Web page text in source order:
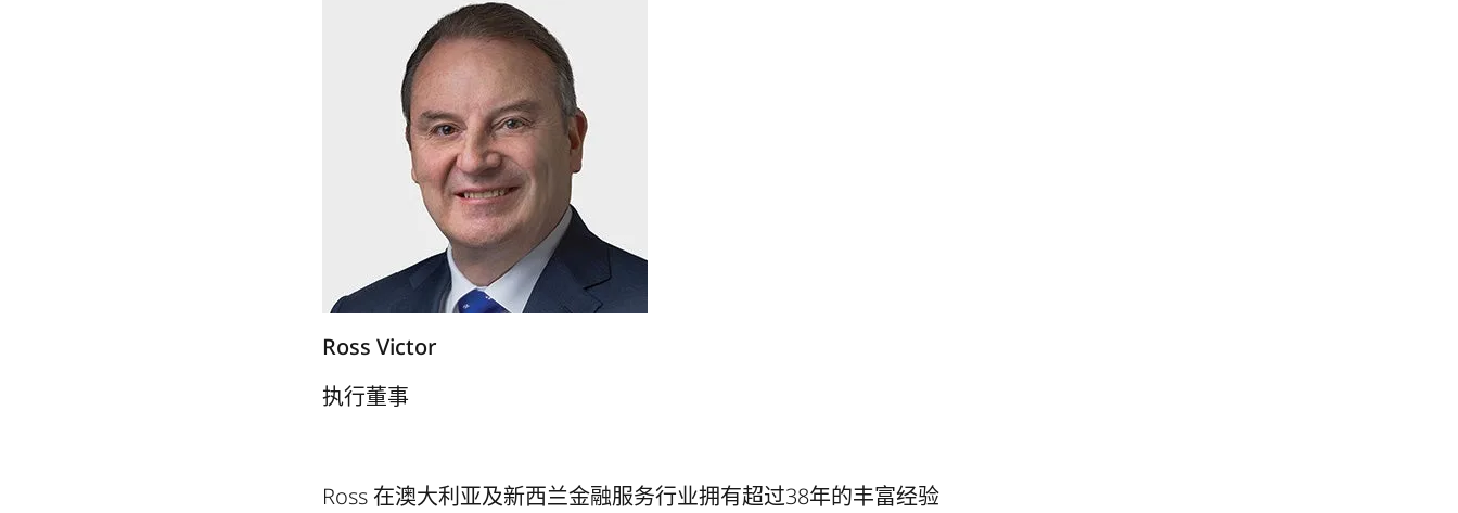
Ross Victor
执行董事
Ross 在澳大利亚及新西兰金融服务行业拥有超过38年的丰富经验